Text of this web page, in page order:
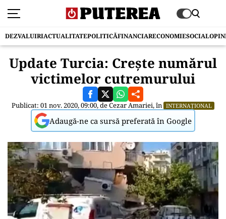
DEZVALUIRIACTUALITATEPOLITICĂFINANCIARECONOMIESOCIAL
Update Turcia: Crește numărul
victimelor cutremurului
Publicat: 01 nov. 2020, 09:00, deCezar Amariei, în INTERNAȚIONAL
Adaugă-ne ca sursă preferată în Google